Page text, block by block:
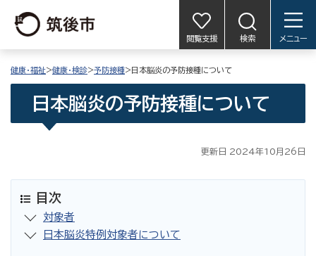
閲覧支援 検索 メニュー
健康・福祉>健康・検診>予防接種>日本脳炎の予防接種について
日本脳炎の予防接種について
更新日 2024年10月26日
目次
対象者
日本脳炎特例対象者について